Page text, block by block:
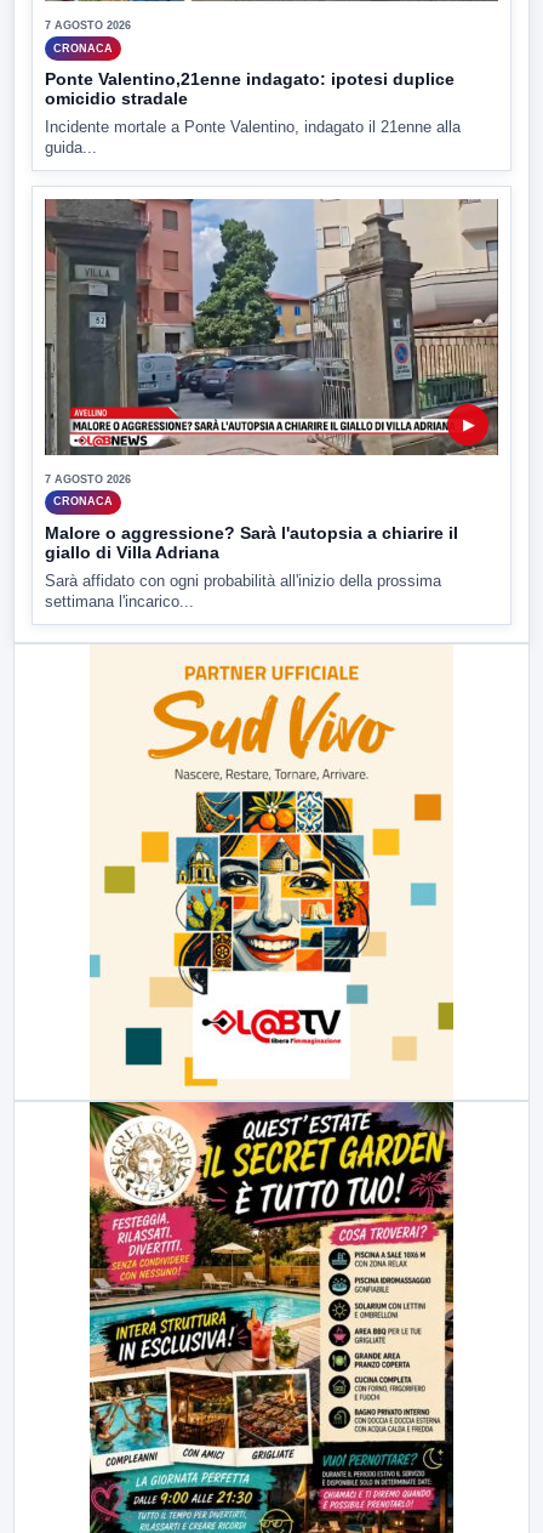
7 AGOSTO 2026
CRONACA
Ponte Valentino,21enne indagato: ipotesi duplice
omicidio stradale
Incidente mortale a Ponte Valentino, indagato il 21enne alla
guida...
▶
7 AGOSTO 2026
CRONACA
Malore o aggressione? Sarà l'autopsia a chiarire il
giallo di Villa Adriana
Sarà affidato con ogni probabilità all'inizio della prossima
settimana l'incarico...